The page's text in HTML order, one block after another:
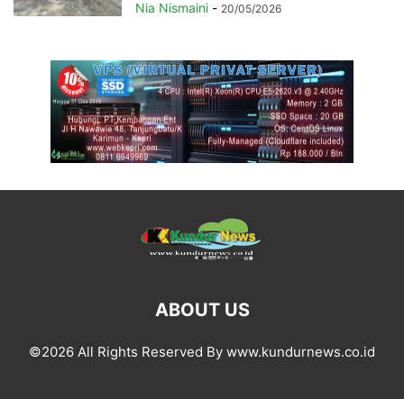
Nia Nismaini - 20/05/2026
ABOUT US
©2026 All Rights Reserved By www.kundurnews.co.id